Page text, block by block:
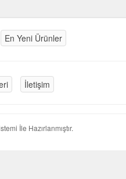
En Yeni Ürünler
İletişim
İle Hazırlanmıştır.